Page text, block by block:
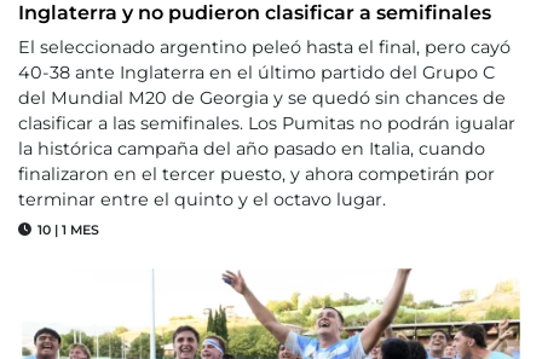
Inglaterra y no pudieron clasificar a semifinales
El seleccionado argentino peleó hasta el final, pero cayó
40-38 ante Inglaterra en el último partido del Grupo C
del Mundial M20 de Georgia y se quedó sin chances de
clasificar a las semifinales. Los Pumitas no podrán igualar
la histórica campaña del año pasado en Italia, cuando
finalizaron en el tercer puesto, y ahora competirán por
terminar entre el quinto y el octavo lugar.
10 | 1 MES